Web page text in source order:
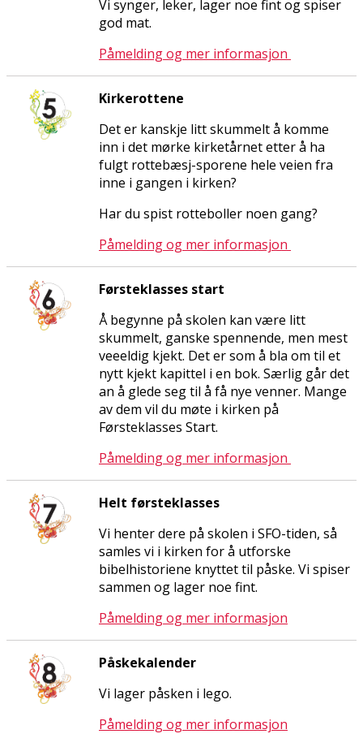
Vi synger, leker, lager noe fint og spiser
god mat.
Påmelding og mer informasjon
Kirkerottene
Det er kanskje litt skummelt å komme
inn i det mørke kirketårnet etter å ha
fulgt rottebæsj-sporene hele veien fra
inne i gangen i kirken?
Har du spist rotteboller noen gang?
Påmelding og mer informasjon
Førsteklasses start
Å begynne på skolen kan være litt
skummelt, ganske spennende, men mest
veeeldig kjekt. Det er som å bla om til et
nytt kjekt kapittel i en bok. Særlig går det
an å glede seg til å få nye venner. Mange
av dem vil du møte i kirken på
Førsteklasses Start.
Påmelding og mer informasjon
Helt førsteklasses
Vi henter dere på skolen i SFO-tiden, så
samles vi i kirken for å utforske
bibelhistoriene knyttet til påske. Vi spiser
sammen og lager noe fint.
Påmelding og mer informasjon
Påskekalender
Vi lager påsken i lego.
Påmelding og mer informasjon